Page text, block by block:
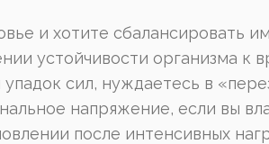
и хотите сбалансировать
устойчивости организма
сил, нуждаетесь в
напряжение, если вы
после интенсивных